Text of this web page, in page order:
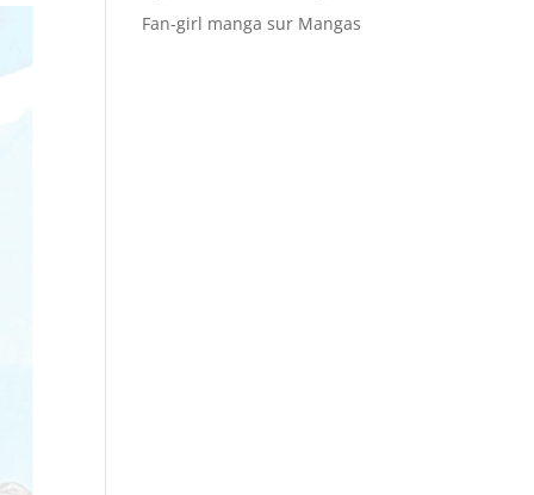
Fan-girl manga sur Mangas